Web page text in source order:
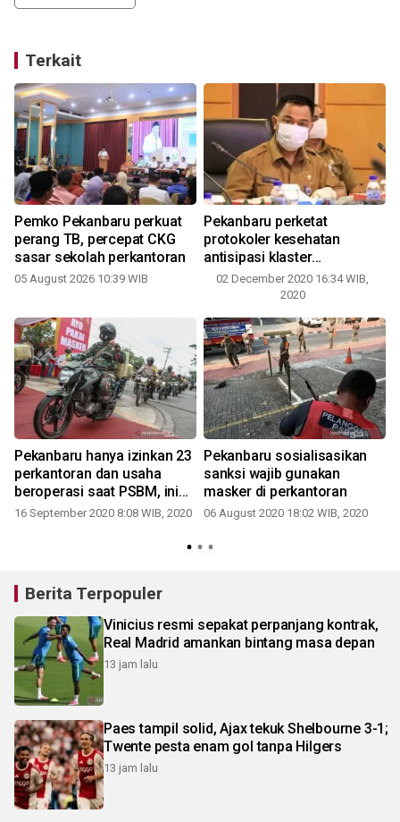
Terkait
Pemko Pekanbaru perkuat
perang TB, percepat CKG
sasar sekolah perkantoran
05 August 2026 10:39 WIB
Pekanbaru perketat
protokoler kesehatan
antisipasi klaster
perkantoran
02 December 2020 16:34 WIB,
2020
Pekanbaru hanya izinkan 23
perkantoran dan usaha
beroperasi saat PSBM, ini
rinciannya
16 September 2020 8:08 WIB, 2020
Pekanbaru sosialisasikan
sanksi wajib gunakan
masker di perkantoran
06 August 2020 18:02 WIB, 2020
Berita Terpopuler
Vinicius resmi sepakat perpanjang kontrak,
Real Madrid amankan bintang masa depan
13 jam lalu
Paes tampil solid, Ajax tekuk Shelbourne 3-1;
Twente pesta enam gol tanpa Hilgers
13 jam lalu